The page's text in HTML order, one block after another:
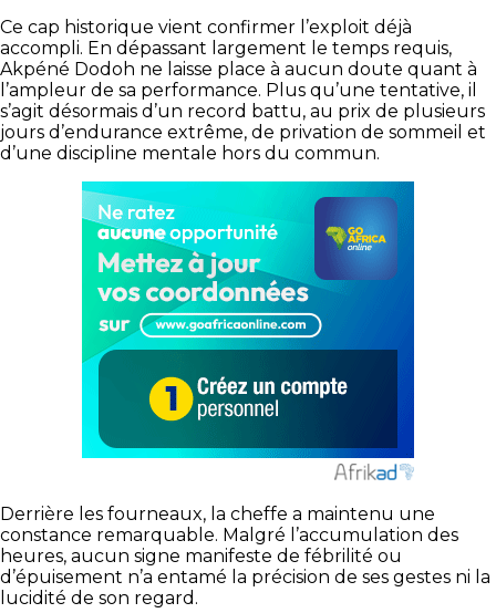
Ce cap historique vient confirmer l’exploit déjà
accompli. En dépassant largement le temps requis,
Akpéné Dodoh ne laisse place à aucun doute quant à
l’ampleur de sa performance. Plus qu’une tentative, il
s’agit désormais d’un record battu, au prix de plusieurs
jours d’endurance extrême, de privation de sommeil et
d’une discipline mentale hors du commun.
Derrière les fourneaux, la cheffe a maintenu une
constance remarquable. Malgré l’accumulation des
heures, aucun signe manifeste de fébrilité ou
d’épuisement n’a entamé la précision de ses gestes ni la
lucidité de son regard.